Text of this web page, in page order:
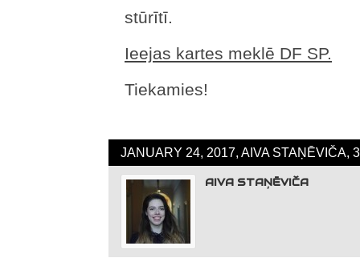
stūrītī.
Ieejas kartes meklē DF SP.
Tiekamies!
JANUARY 24, 2017, AIVA STAŅĒVIČA,
AIVA STAŅĒVIČA